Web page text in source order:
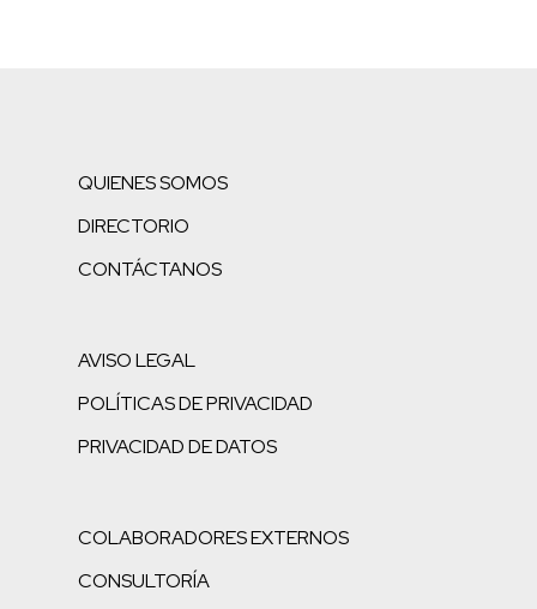
QUIENES SOMOS
DIRECTORIO
CONTÁCTANOS
AVISO LEGAL
POLÍTICAS DE PRIVACIDAD
PRIVACIDAD DE DATOS
COLABORADORES EXTERNOS
CONSULTORÍA